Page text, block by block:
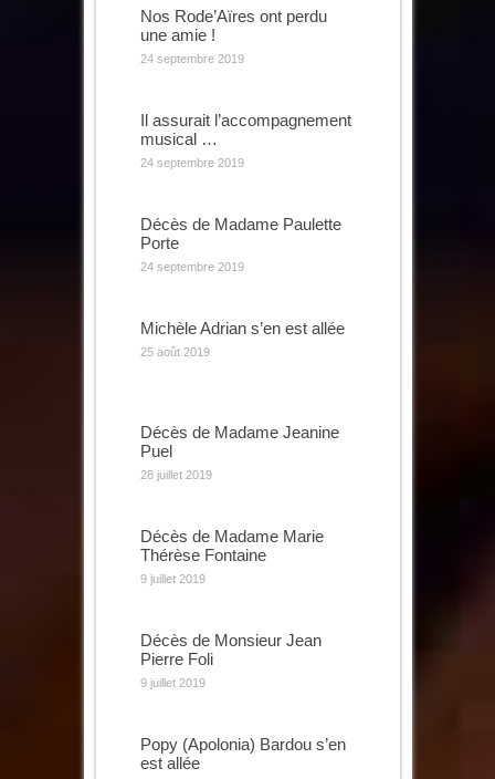
Nos Rode’Aïres ont perdu
une amie !
24 septembre 2019
Il assurait l’accompagnement
musical …
24 septembre 2019
Décès de Madame Paulette
Porte
24 septembre 2019
Michèle Adrian s’en est allée
25 août 2019
Décès de Madame Jeanine
Puel
28 juillet 2019
Décès de Madame Marie
Thérèse Fontaine
9 juillet 2019
Décès de Monsieur Jean
Pierre Foli
9 juillet 2019
Popy (Apolonia) Bardou s’en
est allée